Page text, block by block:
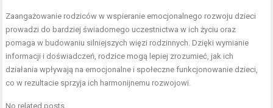
Zaangażowanie rodziców w wspieranie emocjonalnego rozwoju dzieci
prowadzi do bardziej świadomego uczestnictwa w ich życiu oraz
pomaga w budowaniu silniejszych więzi rodzinnych. Dzięki wymianie
informacji i doświadczeń, rodzice mogą lepiej zrozumieć, jak ich
działania wpływają na emocjonalne i społeczne funkcjonowanie dzieci,
co w rezultacie sprzyja ich harmonijnemu rozwojowi.
No related posts.